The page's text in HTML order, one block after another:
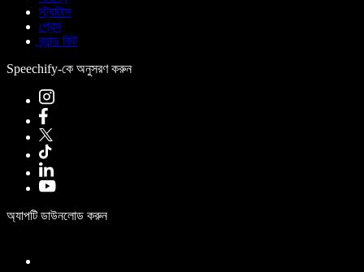
স্ট্যাটাস
প্রেস
ব্র্যান্ড কিট
Speechify-কে অনুসরণ করুন
অ্যাপটি ডাউনলোড করুন